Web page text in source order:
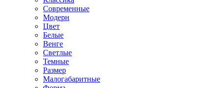
Современные
Модерн
Цвет
Белые
Венге
Светлые
Темные
Размер
Малогабаритные